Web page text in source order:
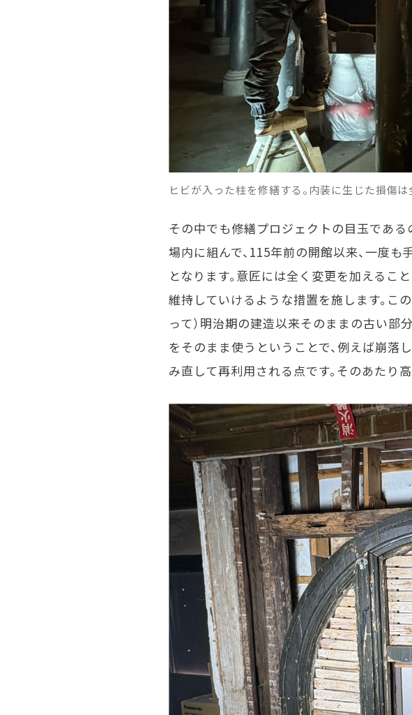
ヒビが入った柱を修繕する。内装に生じた損傷は
その中でも修繕プロジェクトの目玉であ
場内に組んで、 115年前の開館以来、一度
となります。意匠には全く変更を加えるこ
維持していけるような措置を施します。こ
って）明治期の建造以来そのままの古い部
をそのまま使うということで、例えば崩落
み直して再利用される点です。そのあたり